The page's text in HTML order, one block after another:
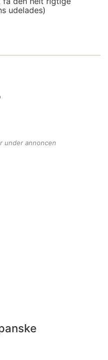
udelades)
annoncen